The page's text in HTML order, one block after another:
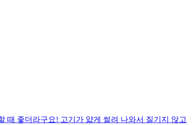
때 좋더라구요! 고기가 얇게 썰려 나와서 질기지 않고